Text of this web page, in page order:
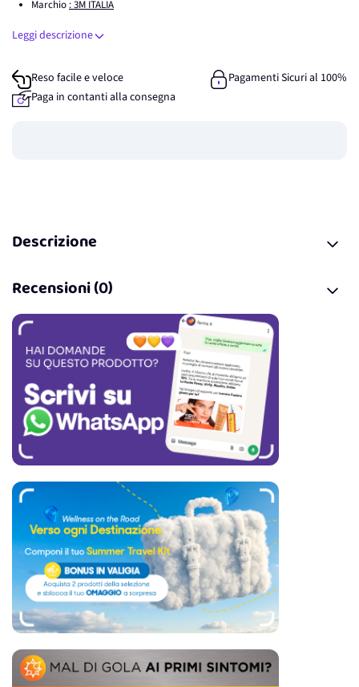
Marchio : 3M ITALIA
Leggi descrizione
Reso facile e veloce
Pagamenti Sicuri al 100%
Paga in contanti alla consegna
Descrizione
Recensioni (0)